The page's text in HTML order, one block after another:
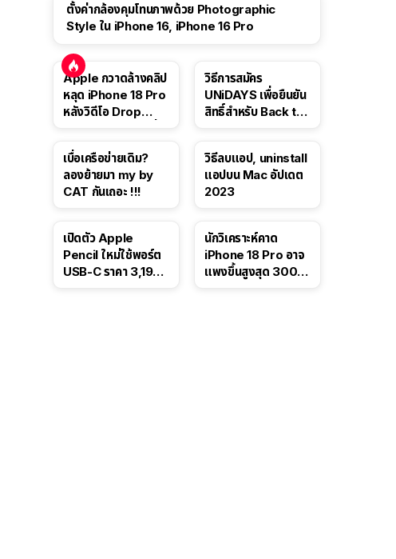
ตั้งค่ากล้องคุมโทนภาพด้วย Photographic
Style ใน iPhone 16, iPhone 16 Pro
Apple กวาดล้างคลิป
หลุด iPhone 18 Pro
หลังวิดีโอ Drop
วิธีการสมัคร
UNiDAYS เพื่อยืนยัน
สิทธิ์สำหรับ Back to
เบื่อเครือข่ายเดิม?
ลองย้ายมา my by
CAT กันเถอะ !!!
วิธีลบแอป, uninstall
แอปบน Mac อัปเดต
2023
เปิดตัว Apple
Pencil ใหม่ใช้พอร์ต
USB-C ราคา 3,190
นักวิเคราะห์คาด
iPhone 18 Pro อาจ
แพงขึ้นสูงสุด 300